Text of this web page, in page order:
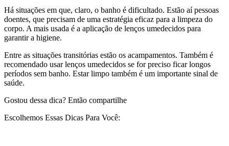
Há situações em que, claro, o banho é dificultado. Estão aí pessoas
doentes, que precisam de uma estratégia eficaz para a limpeza do
corpo. A mais usada é a aplicação de lenços umedecidos para
garantir a higiene.
Entre as situações transitórias estão os acampamentos. Também é
recomendado usar lenços umedecidos se for preciso ficar longos
períodos sem banho. Estar limpo também é um importante sinal de
saúde.
Gostou dessa dica? Então compartilhe
Escolhemos Essas Dicas Para Você: